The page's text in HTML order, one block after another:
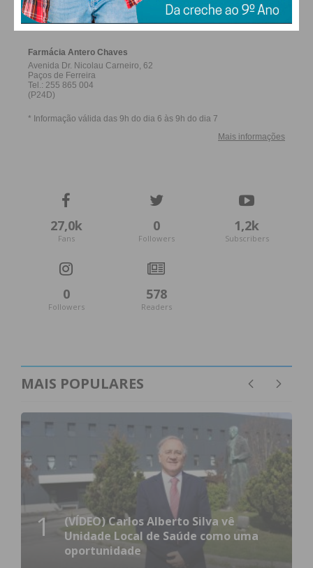
FERREIRA
27,0k
Fans
0
Followers
1,2k
Subscribers
0
Followers
578
Readers
MAIS POPULARES
1
(VÍDEO) Carlos Alberto Silva vê
Unidade Local de Saúde como uma
oportunidade